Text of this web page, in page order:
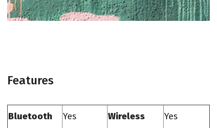
Features
Bluetooth Yes Wireless
Yes